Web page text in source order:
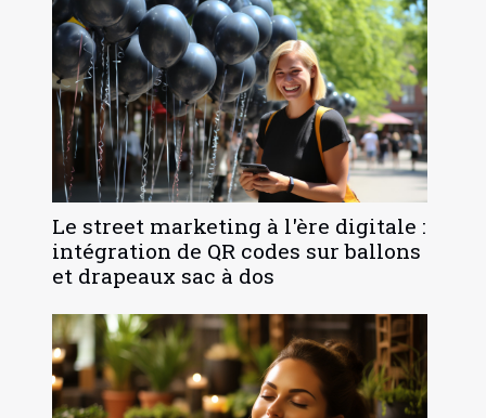
Le street marketing à l'ère digitale :
intégration de QR codes sur ballons
et drapeaux sac à dos